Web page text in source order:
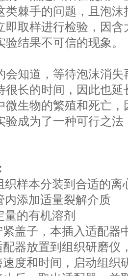
类棘手的问题，且泡沫
即取样进行检验，因
结果不可信的现象。
知道，等待泡沫消失
很长的时间，因此也延
微生物的繁殖和死亡
验成为了一种可行之法
样本分装到合适的离
添加适量裂解介质
的有机溶剂
盖子，本插入适配器
放置到组织研磨仪
和时间，启动组织